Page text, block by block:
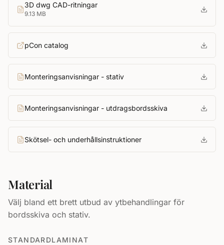
3D dwg CAD-ritningar
9.13 MB
pCon catalog
Monteringsanvisningar - stativ
Monteringsanvisningar - utdragsbordsskiva
Skötsel- och underhållsinstruktioner
Material
Välj bland ett brett utbud av ytbehandlingar för
bordsskiva och stativ.
STANDARDLAMINAT